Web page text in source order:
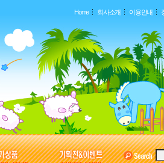
Home 회사소개 이용안내